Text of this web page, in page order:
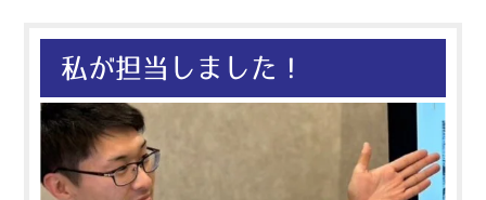
私が担当しました！